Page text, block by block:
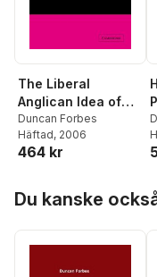
The Liberal
Anglican Idea of
History
Duncan Forbes
Häftad, 2006
464 kr
Du kanske